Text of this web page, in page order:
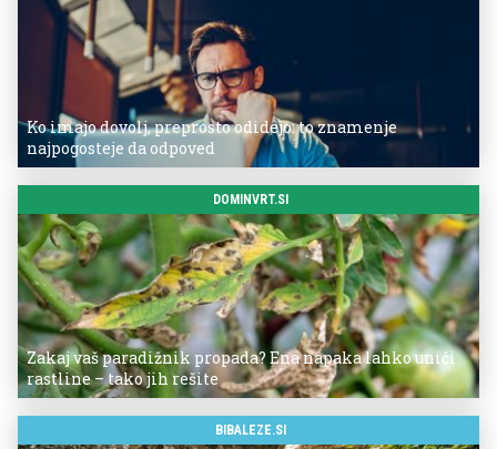
Ko imajo dovolj, preprosto odidejo: to znamenje
najpogosteje da odpoved
DOMINVRT.SI
Zakaj vaš paradižnik propada? Ena napaka lahko uniči
rastline – tako jih rešite
BIBALEZE.SI